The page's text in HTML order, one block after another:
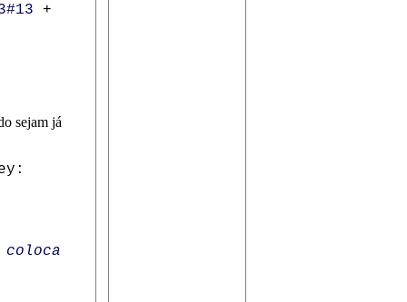
+
sejam já